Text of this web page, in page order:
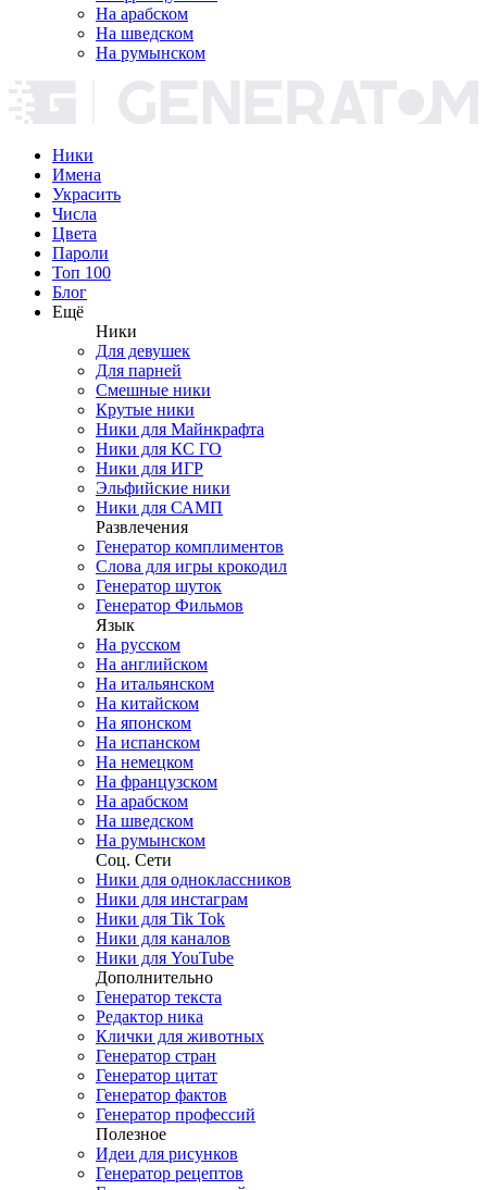
На арабском
На шведском
На румынском
Ники
Имена
Украсить
Числа
Цвета
Пароли
Топ 100
Блог
Ещё
Ники
Для девушек
Для парней
Смешные ники
Крутые ники
Ники для Майнкрафта
Ники для КС ГО
Ники для ИГР
Эльфийские ники
Ники для САМП
Развлечения
Генератор комплиментов
Слова для игры крокодил
Генератор шуток
Генератор Фильмов
Язык
На русском
На английском
На итальянском
На китайском
На японском
На испанском
На немецком
На французском
На арабском
На шведском
На румынском
Соц. Сети
Ники для одноклассников
Ники для инстаграм
Ники для Tik Tok
Ники для каналов
Ники для YouTube
Дополнительно
Генератор текста
Редактор ника
Клички для животных
Генератор стран
Генератор цитат
Генератор фактов
Генератор профессий
Полезное
Идеи для рисунков
Генератор рецептов